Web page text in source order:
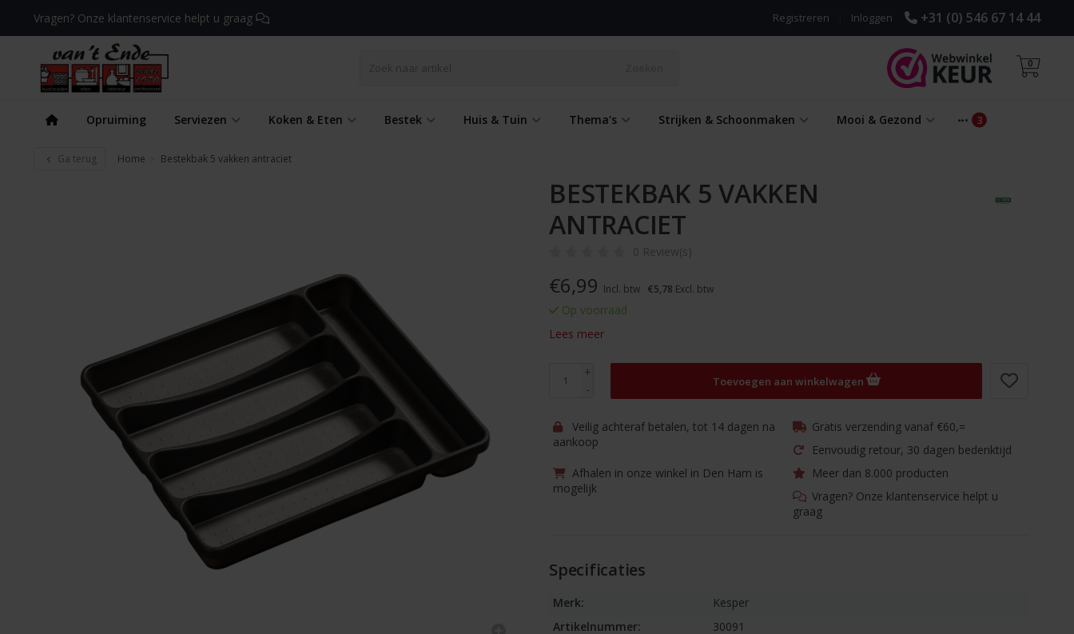
Vragen? Onze klantenservice helpt u graag +31 (0) 546 67 14 44
Inloggen
Registreren
0
Opruiming Serviezen Koken & Eten Bestek Huis & Tuin Thema's Strijken & Schoonmaken Mooi & Gezond
Ga terug Home Bestekbak 5 vakken antraciet
BESTEKBAK 5 VAKKEN
ANTRACIET
0 Review(s)
€6,99 Incl. btw €5,78 Excl. btw
Op voorraad
Lees meer
+
-
Toevoegen aan winkelwagen
Veilig achteraf betalen, tot 14 dagen na
aankoop
Gratis verzending vanaf €60,=
Eenvoudig retour, 30 dagen bedenktijd
Afhalen in onze winkel in Den Ham is
mogelijk
Meer dan 8.000 producten
Vragen? Onze klantenservice helpt u
graag
Specificaties
Merk:
Kesper
Artikelnummer:
30091